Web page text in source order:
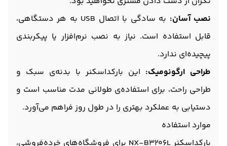
نصب آسان:
به سادگی با اتصال USB به هر دستگاهی،
قابل استفاده است. نیاز به نصب نرم‌افزار یا پیکربندی
پیچیده‌ای ندارد.
طراحی ارگونومیک: این بارکداسکنر با بدنه‌ی سبک و
طراحی راحت، برای استفاده‌ی طولانی مدت مناسب است و
دستیابی به عملکرد بهتری را در طول روز فراهم می‌آورد.
موارد استفاده
بارکداسکنر NX-B3206L برای فروشگاه‌های خرده‌فروشی،